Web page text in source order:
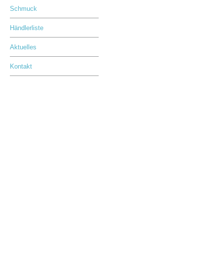
Schmuck
Händlerliste
Aktuelles
Kontakt